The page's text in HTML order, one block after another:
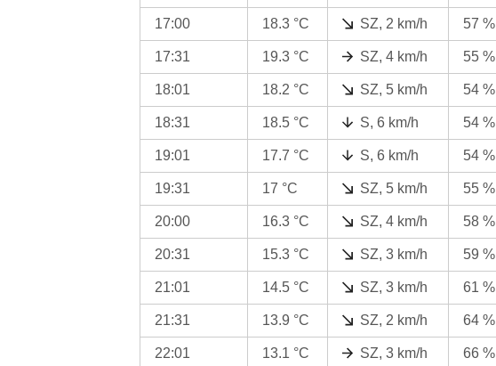
17:00 18.3 °C SZ, 2 km/h 57 %
17:31 19.3 °C SZ, 4 km/h 55 %
18:01 18.2 °C SZ, 5 km/h 54 %
18:31 18.5 °C S, 6 km/h 54 %
19:01 17.7 °C S, 6 km/h 54 %
19:31 17 °C SZ, 5 km/h 55 %
20:00 16.3 °C SZ, 4 km/h 58 %
20:31 15.3 °C SZ, 3 km/h 59 %
21:01 14.5 °C SZ, 3 km/h 61 %
21:31 13.9 °C SZ, 2 km/h 64 %
22:01 13.1 °C SZ, 3 km/h 66 %